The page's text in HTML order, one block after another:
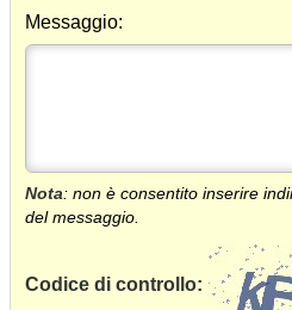
Messaggio:
Nota: non è consentito inserire
del messaggio.
Codice di controllo: